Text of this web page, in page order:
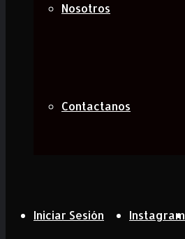
Nosotros
Contactanos
Instagram
Iniciar Sesión